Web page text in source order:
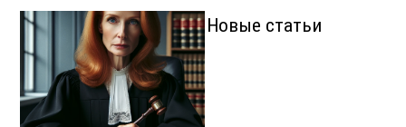
Новые статьи